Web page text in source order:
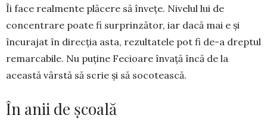
Îi face realmente plăcere să învețe. Nivelul lui de
concentrare poate fi surprinzător, iar dacă mai e și
încurajat în direcția asta, rezultatele pot fi de-a dreptul
remarcabile. Nu puține Fecioare învață încă de la
această vârstă să scrie și să socotească.
În anii de școală